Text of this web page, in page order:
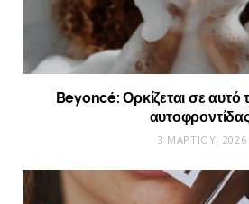
Beyoncé: Ορκίζεται σε αυτό
3 ΜΑΡΤΊΟΥ, 2026